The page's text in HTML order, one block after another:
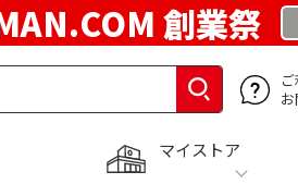
創業祭
マイストア